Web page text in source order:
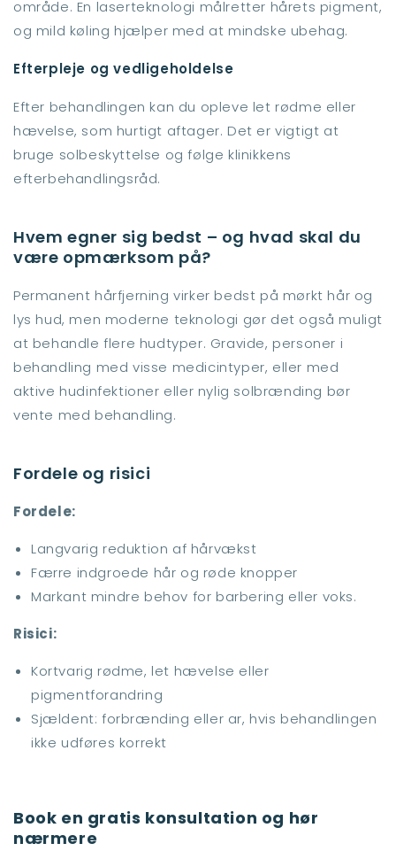
område. En laserteknologi målretter hårets pigment,
og mild køling hjælper med at mindske ubehag.
Efterpleje og vedligeholdelse
Efter behandlingen kan du opleve let rødme eller
hævelse, som hurtigt aftager. Det er vigtigt at
bruge solbeskyttelse og følge klinikkens
efterbehandlingsråd.
Hvem egner sig bedst – og hvad skal du
være opmærksom på?
Permanent hårfjerning virker bedst på mørkt hår og
lys hud, men moderne teknologi gør det også muligt
at behandle flere hudtyper. Gravide, personer i
behandling med visse medicintyper, eller med
aktive hudinfektioner eller nylig solbrænding bør
vente med behandling.
Fordele og risici
Fordele:
Langvarig reduktion af hårvækst
Færre indgroede hår og røde knopper
Markant mindre behov for barbering eller voks.
Risici:
Kortvarig rødme, let hævelse eller
pigmentforandring
Sjældent: forbrænding eller ar, hvis behandlingen
ikke udføres korrekt
Book en gratis konsultation og hør
nærmere